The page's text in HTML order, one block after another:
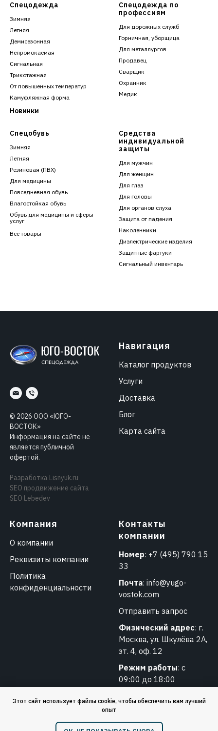
❗️ Обращаем ваше внимание: мы работаем только
Этот сайт использует файлы cookie, чтобы обеспечить вам лучший
опыт
Спецодежда
Зимняя
Летняя
Демисезонная
Непромокаемая
Сигнальная
Трикотажная
От повышенных температур
Камуфляжная форма
Новинки
Спецодежда по
профессиям
Для дорожных служб
Горничная, уборщица
Для металлургов
Продавец
Сварщик
Охранник
Медик
Спецобувь
Зимняя
Летняя
Резиновая (ПВХ)
Для медицины
Повседневная обувь
Влагостойкая обувь
Обувь для медицины и сферы
услуг
Все товары
Средства
индивидуальной
защиты
Для мужчин
Для женщин
Для глаз
Для головы
Для органов слуха
Защита от падения
Наколенники
Диэлектрические изделия
Защитные фартуки
Сигнальный инвентарь
© 2026 ООО «ЮГО-
ВОСТОК»
Информация на сайте не
является публичной
офертой.
Разработка Lisnyuk.ru
SEO продвижение сайта
SEO Lebedev
Навигация
Каталог продуктов
Услуги
Доставка
Блог
Карта сайта
Компания
О компании
Реквизиты компании
Политика
конфиденциальности
Контакты
компании
Номер: +7 (495) 790 15
33
Почта: info@yugo-
vostok.com
Отправить запрос
Физический адрес: г.
Москва, ул. Шкулёва 2А,
эт. 4, оф. 12
Режим работы: с
09:00 до 18:00